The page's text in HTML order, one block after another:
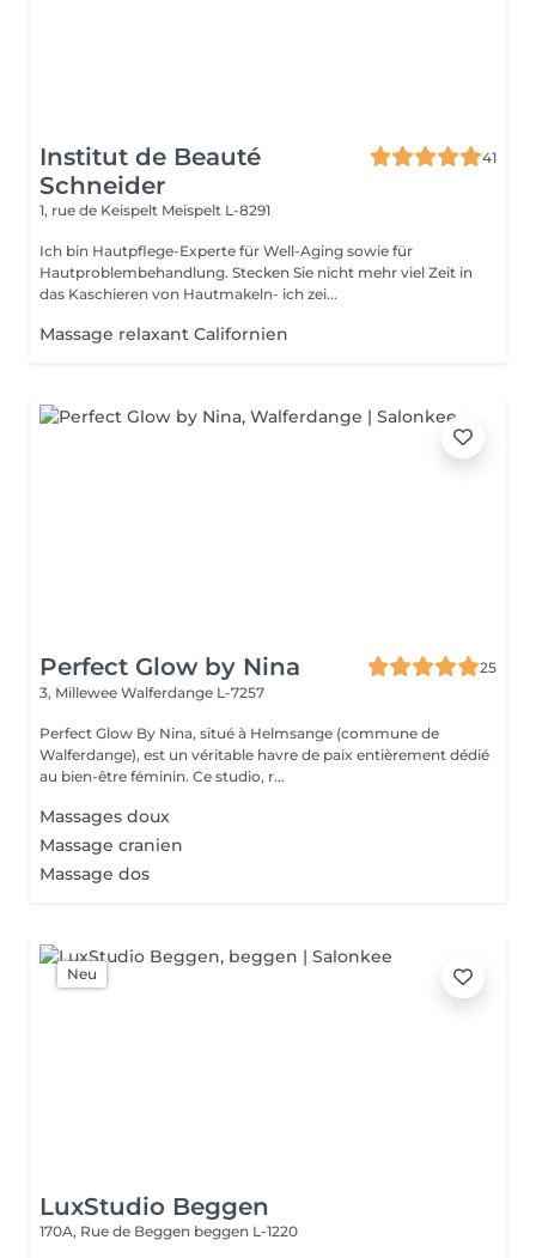
Institut de Beauté
Schneider
41
1, rue de Keispelt Meispelt L-8291
Ich bin Hautpflege-Experte für Well-Aging sowie für
Hautproblembehandlung. Stecken Sie nicht mehr viel Zeit in
das Kaschieren von Hautmakeln- ich zei...
Massage relaxant Californien
Perfect Glow by Nina
25
3, Millewee Walferdange L-7257
Perfect Glow By Nina, situé à Helmsange (commune de
Walferdange), est un véritable havre de paix entièrement dédié
au bien-être féminin. Ce studio, r...
Massages doux
Massage cranien
Massage dos
Neu
LuxStudio Beggen
170A, Rue de Beggen beggen L-1220